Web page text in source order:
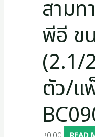
สามท
พีอี ข
(2.1/
ตัว/แ